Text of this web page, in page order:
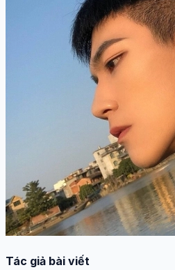
Tác giả bài viết